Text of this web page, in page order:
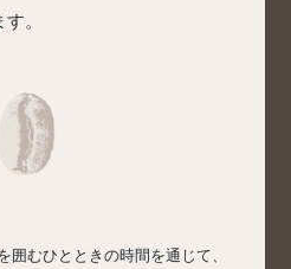
。
囲むひとときの時間を通じて、